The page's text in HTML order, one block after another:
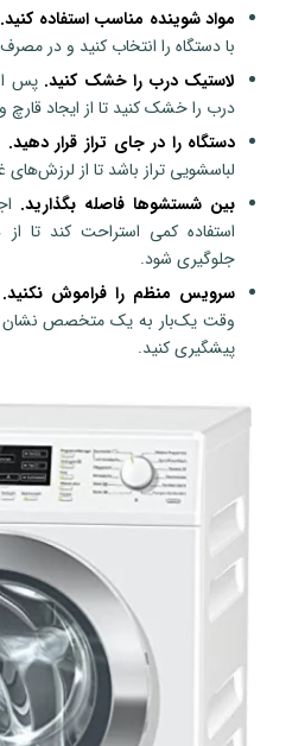
مواد شوینده مناسب استفاده کنید.
با دستگاه را انتخاب کنید و در
لاستیک درب را خشک کنید. پس
درب را خشک کنید تا از ایجاد
دستگاه را در جای تراز قرار دهید.
لباسشویی تراز باشد تا از
بین شستشوها فاصله بگذارید.
استفاده کمی استراحت کند تا
جلوگیری شود.
سرویس منظم را فراموش نکنید.
وقت یک‌بار به یک متخصص نشان
پیشگیری کنید.